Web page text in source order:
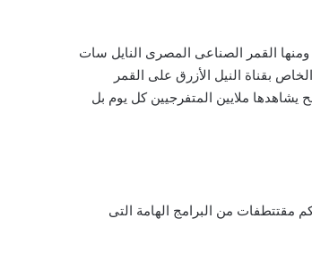
ومنها القمر الصناعى المصرى النايل سات
بقناة النيل الأزرق على القمر
يشاهدها ملايين المتفرجيين كل يوم بل
مقتتطفات من البرامج الهامة التى